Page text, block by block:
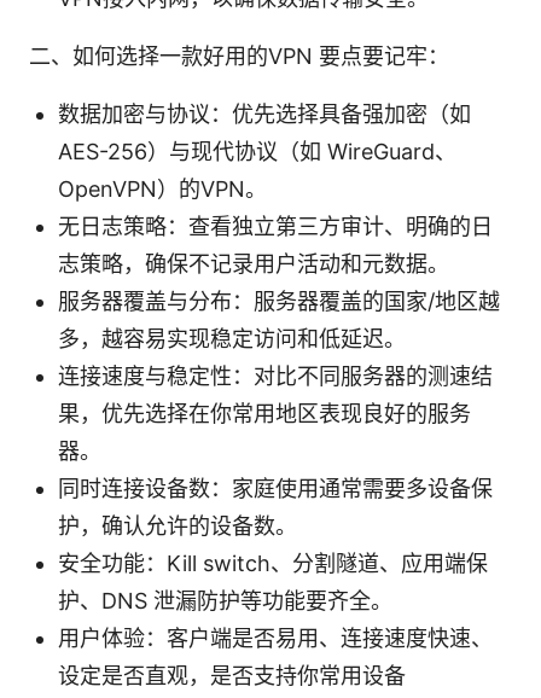
二、如何选择一款好用的VPN 要点要记牢：
数据加密与协议：优先选择具备强加密（如
AES-256）与现代协议（如 WireGuard、
OpenVPN）的VPN。
无日志策略：查看独立第三方审计、明确的日
志策略，确保不记录用户活动和元数据。
服务器覆盖与分布：服务器覆盖的国家/地区越
多，越容易实现稳定访问和低延迟。
连接速度与稳定性：对比不同服务器的测速结
果，优先选择在你常用地区表现良好的服务
器。
同时连接设备数：家庭使用通常需要多设备保
护，确认允许的设备数。
安全功能：Kill switch、分割隧道、应用端保
护、DNS 泄漏防护等功能要齐全。
用户体验：客户端是否易用、连接速度快速、
设定是否直观，是否支持你常用设备